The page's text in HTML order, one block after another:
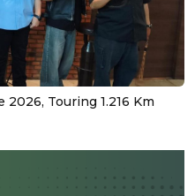
2026, Touring 1.216 Km